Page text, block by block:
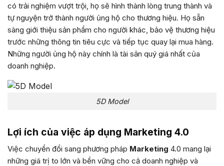
có trải nghiệm vượt trội, họ sẽ hình thành lòng trung thành và
tự nguyện trở thành người ủng hộ cho thương hiệu. Họ sẵn
sàng giới thiệu sản phẩm cho người khác, bảo vệ thương hiệu
trước những thông tin tiêu cực và tiếp tục quay lại mua hàng.
Những người ủng hộ này chính là tài sản quý giá nhất của
doanh nghiệp.
5D Model
Lợi ích của việc áp dụng Marketing 4.0
Việc chuyển đổi sang phương pháp Marketing 4.0 mang lại
những giá trị to lớn và bền vững cho cả doanh nghiệp và